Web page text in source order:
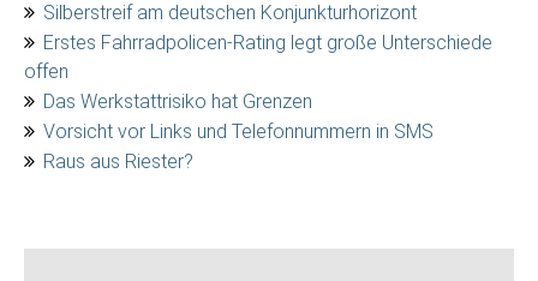
Silberstreif am deutschen Konjunkturhorizont
Erstes Fahrradpolicen-Rating legt große Unterschiede
offen
Das Werkstattrisiko hat Grenzen
Vorsicht vor Links und Telefonnummern in SMS
Raus aus Riester?